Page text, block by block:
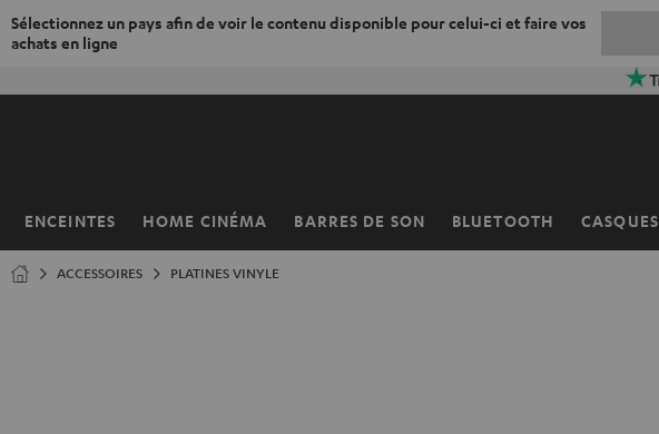
Sélectionnez un pays afin de voir le contenu disponible pour celui-ci et faire vos
achats en ligne
ENCEINTES HOME CINÉMA BARRES DE SON BLUETOOTH CASQUES
Page
ACCESSOIRES PLATINES VINYLE